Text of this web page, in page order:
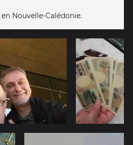
Nouvelle-Calédonie.